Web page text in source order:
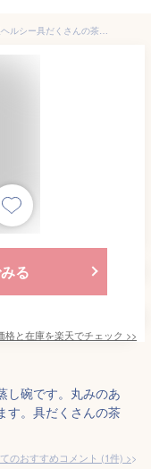
朱巻 140cc 丸蒸し茶碗 7.5x8cm 140cc 日本製ヘルシー具だくさんの茶碗むし 温かい蒸し物業務用 茶碗蒸し容器 蒸茶碗 蒸し碗
る
格と在庫を楽天でチェック >>
し碗です。丸みのあ
す。具だくさんの茶
のおすすめコメント (1件) >